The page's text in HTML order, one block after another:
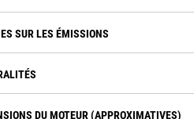
SUR LES ÉMISSIONS
DU MOTEUR (APPROXIMATIVES)